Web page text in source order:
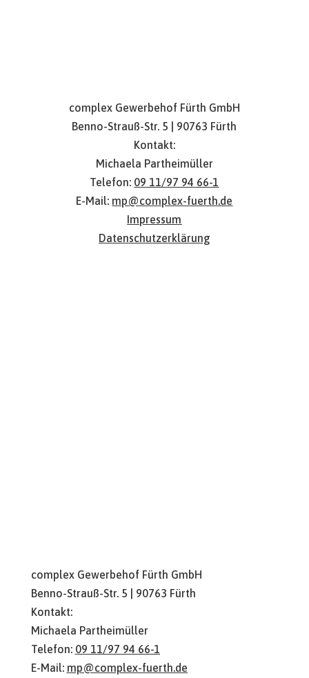
complex Gewerbehof Fürth GmbH
Benno-Strauß-Str. 5 | 90763 Fürth
Kontakt:
Michaela Partheimüller
Telefon: 09 11/97 94 66-1
E-Mail: mp@complex-fuerth.de
Impressum
Datenschutzerklärung
complex Gewerbehof Fürth GmbH
Benno-Strauß-Str. 5 | 90763 Fürth
Kontakt:
Michaela Partheimüller
Telefon: 09 11/97 94 66-1
E-Mail: mp@complex-fuerth.de